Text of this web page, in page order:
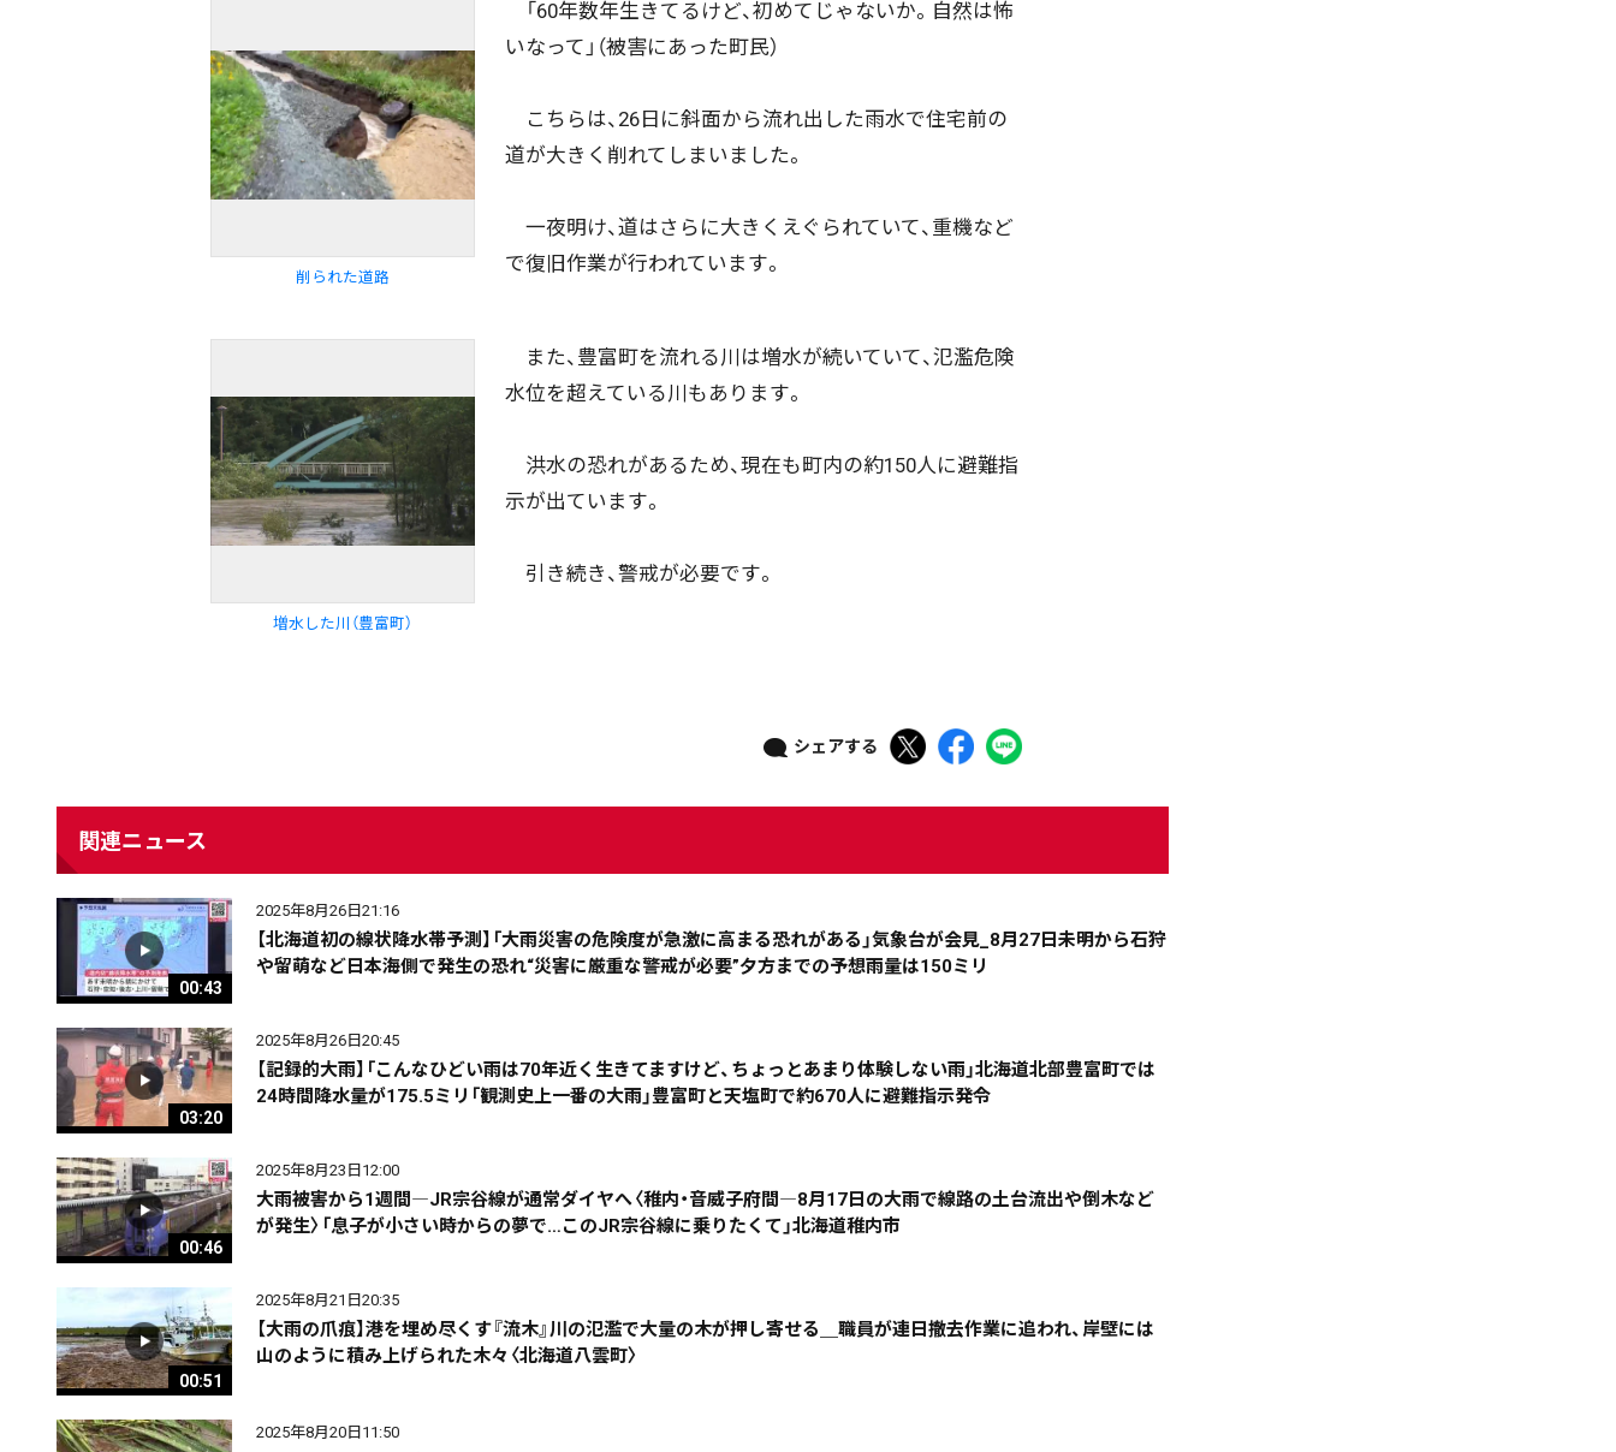
削られた道路
「60年数年生きてるけど、初めてじゃないか。自然は怖
いなって」（被害にあった町民）
こちらは、26日に斜面から流れ出した雨水で住宅前の
道が大きく削れてしまいました。
一夜明け、道はさらに大きくえぐられていて、重機など
で復旧作業が行われています。
増水した川（豊富町）
また、豊富町を流れる川は増水が続いていて、氾濫危険
水位を超えている川もあります。
洪水の恐れがあるため、現在も町内の約150人に避難指
示が出ています。
引き続き、警戒が必要です。
シェアする
関連ニュース
00:43
2025年8月26日21:16
【北海道初の線状降水帯予測】「大雨災害の危険度が急激に高まる恐れがある」気象台が会見_8月27日未明から石狩
や留萌など日本海側で発生の恐れ“災害に厳重な警戒が必要”夕方までの予想雨量は150ミリ
03:20
2025年8月26日20:45
【記録的大雨】「こんなひどい雨は70年近く生きてますけど、ちょっとあまり体験しない雨」北海道北部豊富町では
24時間降水量が175.5ミリ「観測史上一番の大雨」豊富町と天塩町で約670人に避難指示発令
00:46
2025年8月23日12:00
大雨被害から1週間―JR宗谷線が通常ダイヤへ〈稚内・音威子府間―8月17日の大雨で線路の土台流出や倒木など
が発生〉「息子が小さい時からの夢で…このJR宗谷線に乗りたくて」北海道稚内市
00:51
2025年8月21日20:35
【大雨の爪痕】港を埋め尽くす『流木』川の氾濫で大量の木が押し寄せる＿職員が連日撤去作業に追われ、岸壁には
山のように積み上げられた木々〈北海道八雲町〉
2025年8月20日11:50
ニュース記事を探す
道外
期間を絞る
~
カテゴリで絞る